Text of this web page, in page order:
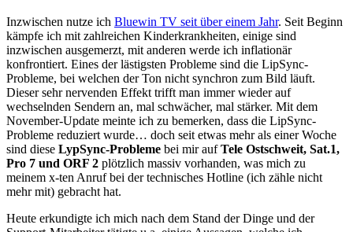
Inzwischen nutze ich Bluewin TV seit über einem Jahr. Seit Beginn
kämpfe ich mit zahlreichen Kinderkrankheiten, einige sind
inzwischen ausgemerzt, mit anderen werde ich inflationär
konfrontiert. Eines der lästigsten Probleme sind die LipSync-
Probleme, bei welchen der Ton nicht synchron zum Bild läuft.
Dieser sehr nervenden Effekt trifft man immer wieder auf
wechselnden Sendern an, mal schwächer, mal stärker. Mit dem
November-Update meinte ich zu bemerken, dass die LipSync-
Probleme reduziert wurde… doch seit etwas mehr als einer Woche
sind diese LypSync-Probleme bei mir aufTele Ostschweit, Sat.1,
Pro 7 und ORF 2 plötzlich massiv vorhanden, was mich zu
meinem x-ten Anruf bei der technisches Hotline (ich zähle nicht
mehr mit) gebracht hat.
Heute erkundigte ich mich nach dem Stand der Dinge und der